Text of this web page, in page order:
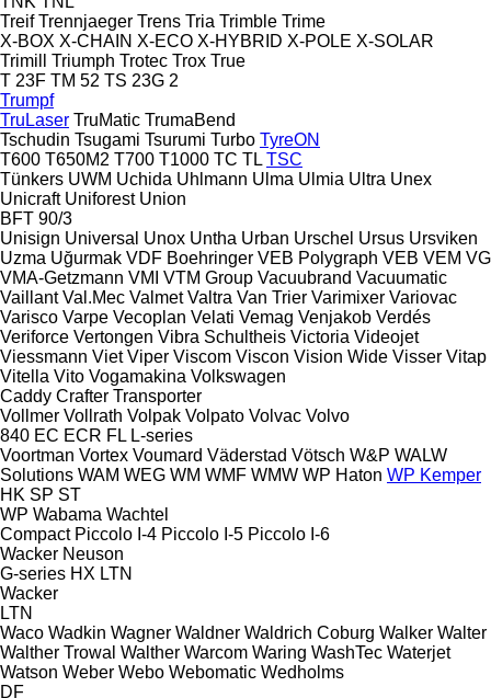
Treif Trennjaeger Trens Tria Trimble Trime
X-BOX X-CHAIN X-ECO X-HYBRID X-POLE X-SOLAR
Trimill
Triumph Trotec Trox True
T 23F TM 52 TS 23G 2
Trumpf
TruLaser TruMatic TrumaBend
Tschudin Tsugami Tsurumi Turbo TyreON
T600 T650M2 T700 T1000 TC TL TSC
Tünkers UWM Uchida Uhlmann Ulma Ulmia Ultra Unex
Unicraft Uniforest Union
BFT 90/3
Unisign Universal Unox Untha Urban Urschel Ursus Ursviken
Uzma Uğurmak VDF Boehringer VEB Polygraph VEB VEM VG
VMA-Getzmann VMI VTM Group Vacuubrand Vacuumatic
Vaillant Val.Mec Valmet Valtra Van Trier Varimixer Variovac
Varisco Varpe Vecoplan Velati Vemag Venjakob Verdés
Veriforce Vertongen Vibra Schultheis Victoria Videojet
Viessmann Viet Viper Viscom Viscon Vision Wide Visser Vitap
Vitella Vito Vogamakina Volkswagen
Caddy Crafter Transporter
Vollmer Vollrath Volpak Volpato Volvac Volvo
840 EC ECR FL L-series
Voortman Vortex Voumard Väderstad Vötsch W&P WALW
Solutions WAM WEG WM WMF WMW WP Haton WP Kemper
HK SP ST
WP Wabama Wachtel
Compact Piccolo I-4 Piccolo I-5 Piccolo I-6
Wacker Neuson
G-series HX LTN
Wacker
LTN
Waco Wadkin Wagner Waldner Waldrich Coburg Walker Walter
Walther Trowal Walther Warcom Waring WashTec Waterjet
Watson Weber Webo Webomatic Wedholms
DF